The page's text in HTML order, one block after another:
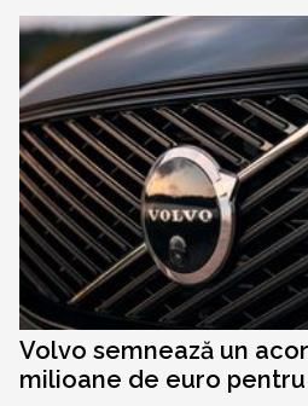
Volvo semnează un
milioane de euro